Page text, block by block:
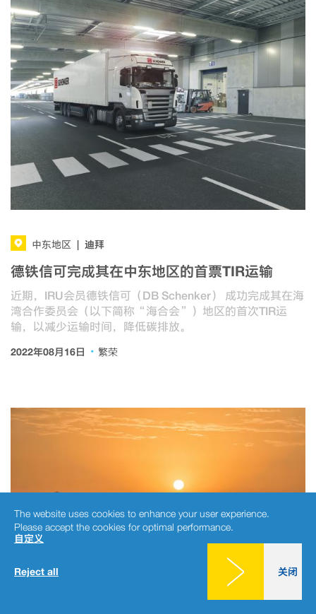
中东地区 迪拜
德铁信可完成其在中东地区的首票TIR运输
近期，IRU会员德铁信可（DB Schenker） 成功完成其在海
湾合作委员会（以下简称“海合会”）地区的首次TIR运
输，以减少运输时间，降低碳排放。
2022年08月16日 · 繁荣
The website uses cookies to enhance your user experience.
Please accept the cookies for optimal performance.
自定义
Reject all 关闭